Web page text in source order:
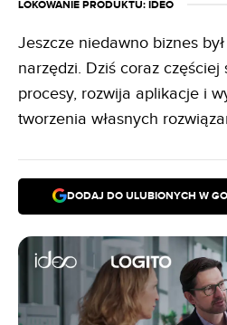
LOKOWANIE PRODUKTU: IDEO
Jeszcze niedawno biznes
narzędzi. Dziś coraz
procesy, rozwija aplikacje i
tworzenia własnych
DODAJ DO ULUBIONYCH W